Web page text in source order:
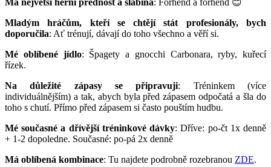
Mladým hráčům, kteří se chtějí stát profesionály, bych
doporučila: Ať trénují, dávají do toho všechno a věří si.
Mé oblíbené jídlo: Špagety a gnocchi Carbonara, ryby, kuřecí
řízek.
Na důležité zápasy se připravuji: Tréninkem (více
individuálnějším) a tak, abych byla před zápasem odpočatá a šla do
toho s chutí. Přímo před zápasem si často pouštím hudbu.
Mé současné a dřívější tréninkové dávky: Dříve: po-čt 1x denně
+ 1-2 dopoledne. Současné: po-pá 2x denně
Má oblíbená kombinace: Tu najdete podrobně rozebranou ZDE.